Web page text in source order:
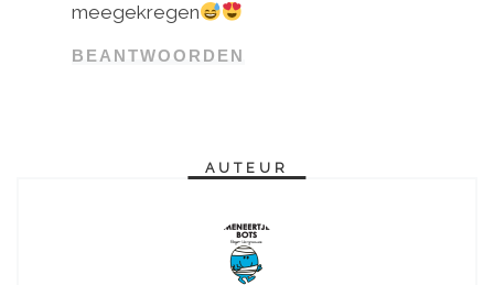
meegekregen
BEANTWOORDEN
AUTEUR